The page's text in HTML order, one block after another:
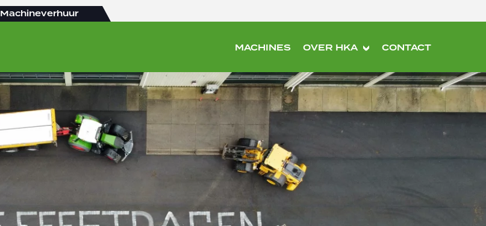
Machineverhuur
MACHINES OVER HKA CONTACT